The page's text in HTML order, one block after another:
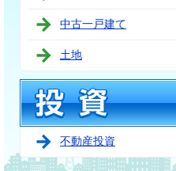
中古一戸建て
土地
不動産投資